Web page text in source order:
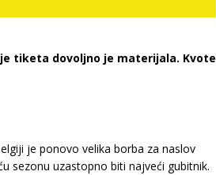
tiketa dovoljno je materijala. Kvote
je ponovo velika borba za naslov
sezonu uzastopno biti najveći gubitnik.